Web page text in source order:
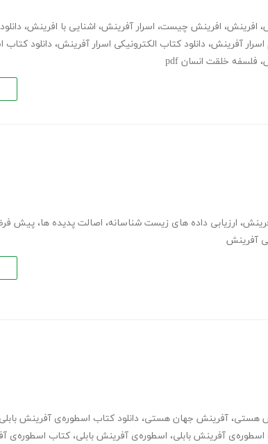
، افرینش، افرینش چیست، اسرار آفرینش، اشنایی با افرینش،
اسرار آفرینش، دانلود کتاب الکترونیکی اسرار آفرینش، دانلود کتاب
، فلسفه خلقت انسان pdf
، ارزیابی داده های زیست شناسانه، اصالت پدیده ها، پیش
آفرینش
هستی، آفرینش جهان هستی، دانلود کتاب اسطوره‌ی آفرینش بابلی
اسطوره‌ی آفرینش بابلی، اسطوره‌ی آفرینش بابلی، کتاب اسطوره‌ی